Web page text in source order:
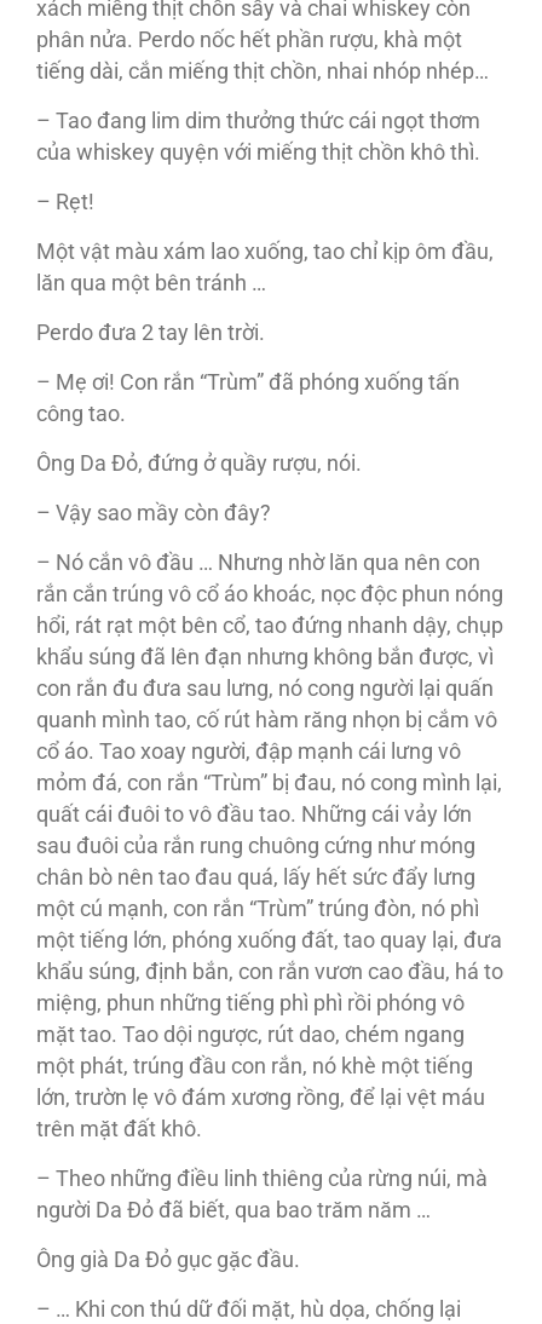
xách miếng thịt chồn sấy và chai whiskey còn
phân nửa. Perdo nốc hết phần rượu, khà một
tiếng dài, cắn miếng thịt chồn, nhai nhóp nhép…
– Tao đang lim dim thưởng thức cái ngọt thơm
của whiskey quyện với miếng thịt chồn khô thì.
– Rẹt!
Một vật màu xám lao xuống, tao chỉ kịp ôm đầu,
lăn qua một bên tránh …
Perdo đưa 2 tay lên trời.
– Mẹ ơi! Con rắn “Trùm” đã phóng xuống tấn
công tao.
Ông Da Đỏ, đứng ở quầy rượu, nói.
– Vậy sao mầy còn đây?
– Nó cắn vô đầu … Nhưng nhờ lăn qua nên con
rắn cắn trúng vô cổ áo khoác, nọc độc phun nóng
hổi, rát rạt một bên cổ, tao đứng nhanh dậy, chụp
khẩu súng đã lên đạn nhưng không bắn được, vì
con rắn đu đưa sau lưng, nó cong người lại quấn
quanh mình tao, cố rút hàm răng nhọn bị cắm vô
cổ áo. Tao xoay người, đập mạnh cái lưng vô
mỏm đá, con rắn “Trùm” bị đau, nó cong mình lại,
quất cái đuôi to vô đầu tao. Những cái vảy lớn
sau đuôi của rắn rung chuông cứng như móng
chân bò nên tao đau quá, lấy hết sức đẩy lưng
một cú mạnh, con rắn “Trùm” trúng đòn, nó phì
một tiếng lớn, phóng xuống đất, tao quay lại, đưa
khẩu súng, định bắn, con rắn vươn cao đầu, há to
miệng, phun những tiếng phì phì rồi phóng vô
mặt tao. Tao dội ngược, rút dao, chém ngang
một phát, trúng đầu con rắn, nó khè một tiếng
lớn, trườn lẹ vô đám xương rồng, để lại vệt máu
trên mặt đất khô.
– Theo những điều linh thiêng của rừng núi, mà
người Da Đỏ đã biết, qua bao trăm năm …
Ông già Da Đỏ gục gặc đầu.
– … Khi con thú dữ đối mặt, hù dọa, chống lại